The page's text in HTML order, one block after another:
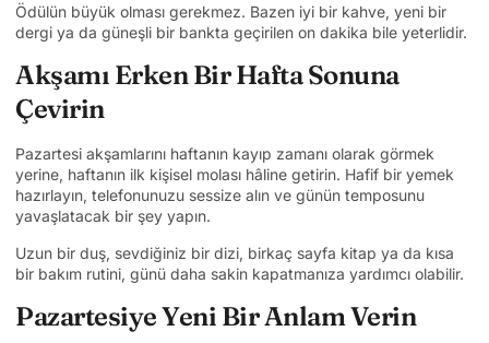
Ödülün büyük olması gerekmez. Bazen iyi bir kahve, yeni bir
dergi ya da güneşli bir bankta geçirilen on dakika bile yeterlidir.
Akşamı Erken Bir Hafta Sonuna
Çevirin
Pazartesi akşamlarını haftanın kayıp zamanı olarak görmek
yerine, haftanın ilk kişisel molası hâline getirin. Hafif bir yemek
hazırlayın, telefonunuzu sessize alın ve günün temposunu
yavaşlatacak bir şey yapın.
Uzun bir duş, sevdiğiniz bir dizi, birkaç sayfa kitap ya da kısa
bir bakım rutini, günü daha sakin kapatmanıza yardımcı olabilir.
Pazartesiye Yeni Bir Anlam Verin